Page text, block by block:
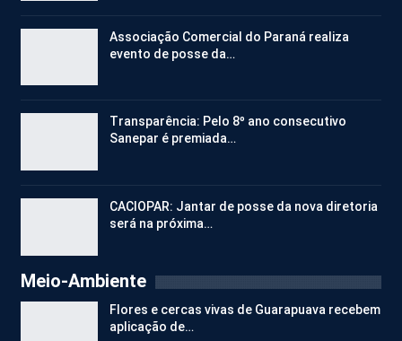
Associação Comercial do Paraná realiza
evento de posse da…
Transparência: Pelo 8º ano consecutivo
Sanepar é premiada…
CACIOPAR: Jantar de posse da nova diretoria
será na próxima…
Meio-Ambiente
Flores e cercas vivas de Guarapuava recebem
aplicação de…